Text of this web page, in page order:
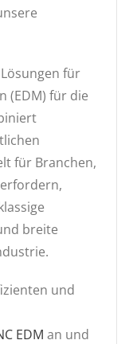
für
(EDM) für die
für Branchen,
breite
und
EDM an und